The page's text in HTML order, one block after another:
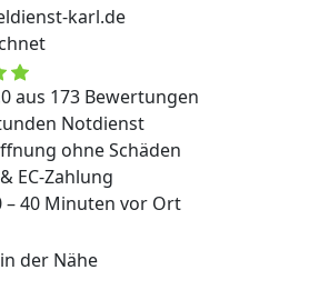
karl.de
aus 173 Bewertungen
Notdienst
ohne Schäden
EC-Zahlung
– 40 Minuten vor Ort
der Nähe